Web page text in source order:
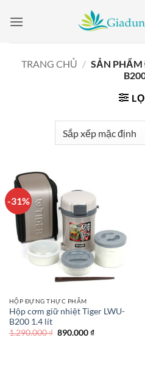
qua
TRANG CHỦ / SẢN PHẨM
-31%
HỘP ĐỰNG THỰC PHẨM
Hộp cơm giữ nhiệt Tiger LWU-
B200 1.4 lít
1.290.000₫ Giá
890.000₫Giá